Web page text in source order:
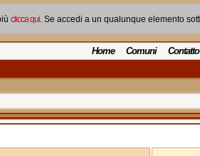
clicca qui. Se accedi a un qualunque elemento
Home Comuni Contatto